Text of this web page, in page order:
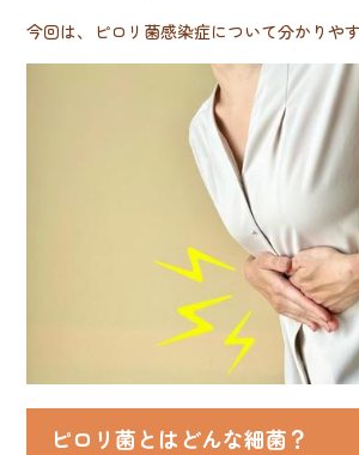
今回は、ピロリ菌感染症について分かりや
ピロリ菌とはどんな細菌？